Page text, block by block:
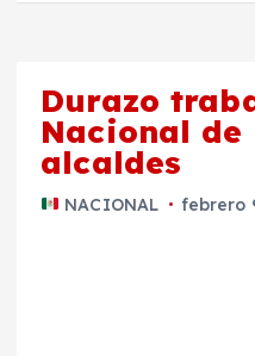
Durazo
Nacional de
alcaldes
NACIONAL febrero